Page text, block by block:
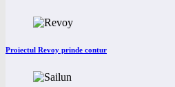
Proiectul Revoy prinde contur